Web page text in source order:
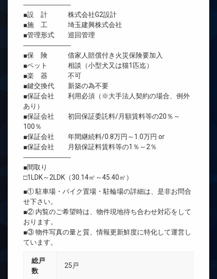
―――――――
■設 計 株式会社G2設計
■施 工 埼玉建興株式会社
■管理形式 巡回管理
―――――――
■保 険 借家人賠償付き火災保険要加入
■ペット 相談（小型犬又は猫1匹迄）
■楽 器 不可
■鍵交換代 新築の為不要
■保証会社 利用必須（※大手法人契約の場合、例外
あり）
■保証会社 初回保証委託料/月額賃料等の20％～
100％
■保証会社 年間継続料/0.8万円～1.0万円 or
■保証会社 月額保証料賃料等の1％～2％
―――――――
■間取り
□1LDK～2LDK（30.14㎡～45.40㎡）
■① 駐車場・バイク置場・駐輪場の詳細は、是非お問合
せ下さい。
■② 内覧のご希望時は、物件現地待ち合わせ対応をして
おります。
■③ 物件写真の量と質、情報更新鮮度に特化して運営し
ています。
総戸
数
25戸